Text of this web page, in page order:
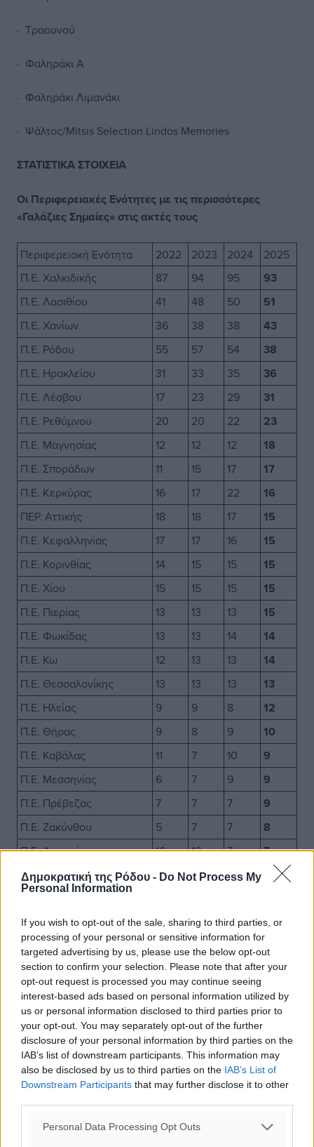
Δημοκρατική της Ρόδου - Do Not Process My
Personal Information
If you wish to opt-out of the sale, sharing to third parties, or
processing of your personal or sensitive information for
targeted advertising by us, please use the below opt-out
section to confirm your selection. Please note that after your
opt-out request is processed you may continue seeing
interest-based ads based on personal information utilized by
us or personal information disclosed to third parties prior to
your opt-out. You may separately opt-out of the further
disclosure of your personal information by third parties on the
IAB’s list of downstream participants. This information may
also be disclosed by us to third parties on the IAB’s List of
Downstream Participants that may further disclose it to other
Personal Data Processing Opt Outs
· Τραουνού
· Φαληράκι Α
· Φαληράκι Λιμανάκι
· Ψάλτος/Mitsis Selection Lindos Memories
ΣΤΑΤΙΣΤΙΚΑ ΣΤΟΙΧΕΙΑ
Οι Περιφερειακές Ενότητες με τις περισσότερες
«Γαλάζιες Σημαίες» στις ακτές τους
Περιφερειακή Ενότητα 2022 2023 2024
2025
Π.Ε. Χαλκιδικής
87 94 95 93
Π.Ε. Λασιθίου 41 48 50 51
Π.Ε. Χανίων 36 38 38 43
Π.Ε. Ρόδου 55 57 54 38
Π.Ε. Ηρακλείου 31 33 35 36
Π.Ε. Λέσβου 17 23 29 31
Π.Ε. Ρεθύμνου 20 20 22 23
Π.Ε. Μαγνησίας 12 12 12 18
Π.Ε. Σποράδων 11 15 17 17
Π.Ε. Κερκύρας 16 17 22 16
ΠΕΡ. Αττικής 18 18 17 15
Π.Ε. Κεφαλληνίας 17 17 16 15
Π.Ε. Κορινθίας 14 15 15 15
Π.Ε. Χίου 15 15 15 15
Π.Ε. Πιερίας 13 13 13 15
Π.Ε. Φωκίδας 13 13 14 14
Π.Ε. Κω 12 13 13 14
Π.Ε. Θεσσαλονίκης 13 13 13 13
Π.Ε. Ηλείας 9 9 8 12
Π.Ε. Θήρας 9 8 9 10
Π.Ε. Καβάλας 11 7 10 9
Π.Ε. Μεσσηνίας 6 7 9 9
Π.Ε. Πρέβεζας 7 7 7 9
Π.Ε. Ζακύνθου 5 7 7 8
Π.Ε. Λακωνίας 10 10 7 7
Π.Ε. Φθιώτιδας 5 7 7
Π.Ε. Ευβοίας 4 7 6 6
Π.Ε. Θάσου 5 5
Π.Ε. Λήμνου 5 5 5 5
Π.Ε. Ξάνθης 4 5 4 5
Π.Ε. Ροδόπης 4 4 4 5
Π.Ε. Αργολίδας 3 5 4 4
Π.Ε. Αρκαδίας 4 4 4 4
Π.Ε. Κέας-Κύθνου 3 4 4 4
2